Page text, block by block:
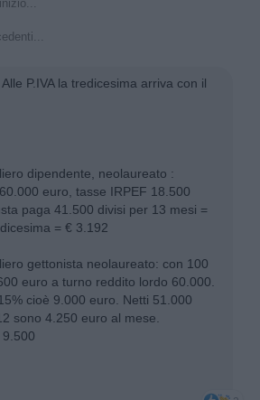
Alle P.IVA la tredicesima arriva con il
dipendente, neolaureato :
euro, tasse IRPEF 18.500
paga 41.500 divisi per 13 mesi =
= € 3.192
gettonista neolaureato: con 100
euro a turno reddito lordo 60.000.
cioè 9.000 euro. Netti 51.000
sono 4.250 euro al mese.